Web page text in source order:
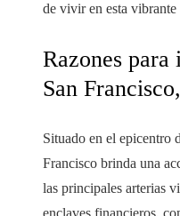
de vivir en esta vibrante
Razones
San
Situado en el epicentro
Francisco brinda una
las principales arterias